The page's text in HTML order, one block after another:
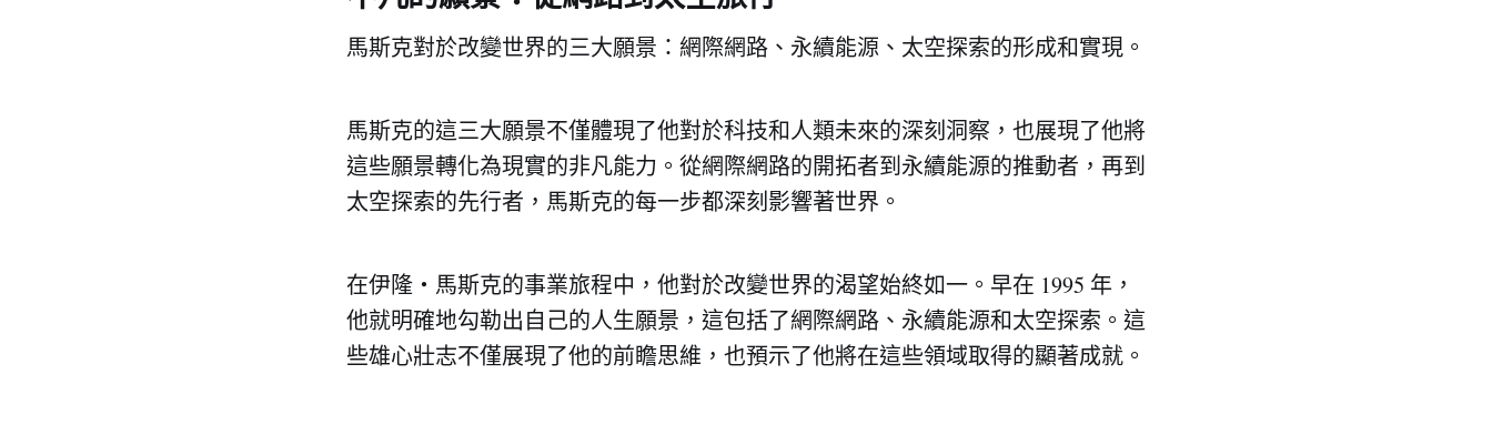
馬斯克對於改變世界的三大願景：網際網路、永續能源、太空探索的形成和實現。
馬斯克的這三大願景不僅體現了他對於科技和人類未來的深刻洞察，也展現了他將
這些願景轉化為現實的非凡能力。從網際網路的開拓者到永續能源的推動者，再到
太空探索的先行者，馬斯克的每一步都深刻影響著世界。
在伊隆・馬斯克的事業旅程中，他對於改變世界的渴望始終如一。早在 1995 年，
他就明確地勾勒出自己的人生願景，這包括了網際網路、永續能源和太空探索。這
些雄心壯志不僅展現了他的前瞻思維，也預示了他將在這些領域取得的顯著成就。